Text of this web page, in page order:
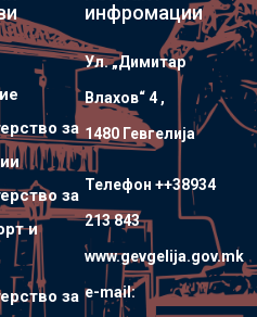
за
за
и
за
инфромации
Ул. „Димитар
Влахов“ 4 ,
1480 Гевгелијa
Телефон ++38934
213 843
www.gevgelija.gov.mk
e-mail: